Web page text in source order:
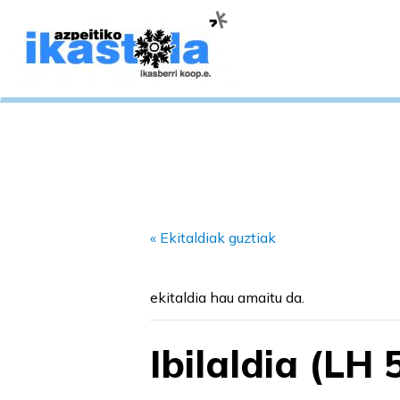
« Ekitaldiak guztiak
ekitaldia hau amaitu da.
Ibilaldia (LH